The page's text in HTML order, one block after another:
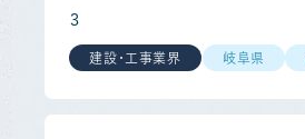
３
建設・工事業界 岐阜県